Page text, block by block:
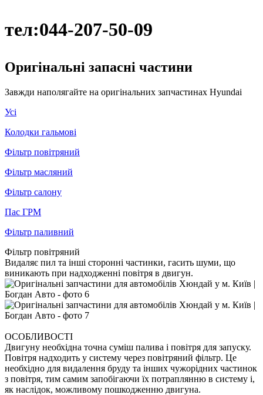
тел:044-207-50-09
Оригінальні запасні частини
Завжди наполягайте на оригінальних запчастинах Hyundai
Усі
Колодки гальмові
Фільтр повітряний
Фільтр масляний
Фільтр салону
Пас ГРМ
Фільтр паливний
Фільтр повітряний
Видаляє пил та інші сторонні частинки, гасить шуми, що
виникають при надходженні повітря в двигун.
ОСОБЛИВОСТІ
Двигуну необхідна точна суміш палива і повітря для запуску.
Повітря надходить у систему через повітряний фільтр. Це
необхідно для видалення бруду та інших чужорідних частинок
з повітря, тим самим запобігаючи їх потраплянню в систему і,
як наслідок, можливому пошкодженню двигуна.